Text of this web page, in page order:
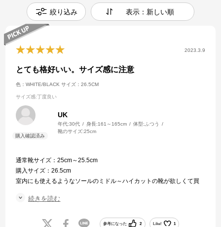
絞り込み 表示：新しい順
2023.3.9
とても格好いい。サイズ感に注意
色：WHITE/BLACK サイズ：26.5CM
サイズ感:丁度良い
UK
年代:30代 身長:161～165cm 体型: ふつう
靴のサイズ:25cm
通常靴サイズ：25cm～25.5cm
購入サイズ：26.5cm
室内にも使えるようなソールのミドル～ハイカットの靴が欲しくて買
足の形に癖がありトラブルが多いので靴選びが大変ですが、学校指定
色々調べて元々買うサイズ＋1～1.5cmを購入した方が良さそうとのこ
続きを読む
参考になった 2 Like! 1